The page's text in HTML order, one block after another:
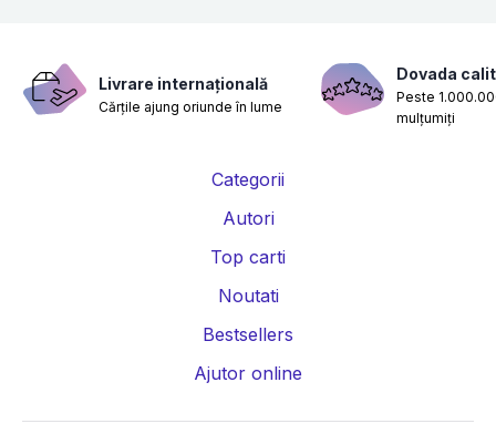
Livrare internațională
Cărțile ajung oriunde în lume
Dovada
Peste
mulțumiți
Categorii
Autori
Top carti
Noutati
Bestsellers
Ajutor online